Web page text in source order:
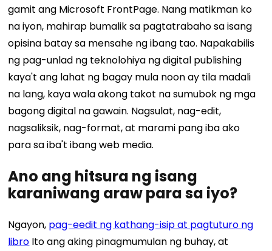
gamit ang Microsoft FrontPage. Nang matikman ko
na iyon, mahirap bumalik sa pagtatrabaho sa isang
opisina batay sa mensahe ng ibang tao. Napakabilis
ng pag-unlad ng teknolohiya ng digital publishing
kaya't ang lahat ng bagay mula noon ay tila madali
na lang, kaya wala akong takot na sumubok ng mga
bagong digital na gawain. Nagsulat, nag-edit,
nagsaliksik, nag-format, at marami pang iba ako
para sa iba't ibang web media.
Ano ang hitsura ng isang
karaniwang araw para sa iyo?
Ngayon, pag-eedit ng kathang-isip at pagtuturo ng
libro Ito ang aking pinagmumulan ng buhay, at